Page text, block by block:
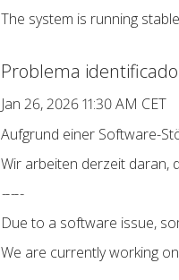
The system is running
Problema identificado
Jan 26, 2026 11:30 AM CET
Aufgrund einer Software-
Wir arbeiten derzeit daran,
-----
Due to a software issue,
We are currently working